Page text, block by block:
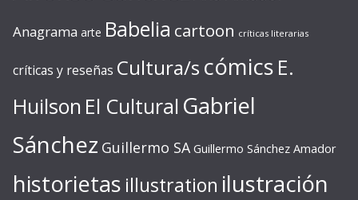
Anagrama arte Babelia cartoon críticas literarias
críticas y reseñas Cultura/s cómics E.
Huilson El Cultural Gabriel
Sánchez Guillermo SA Guillermo Sánchez Amador
historietas illustration ilustración